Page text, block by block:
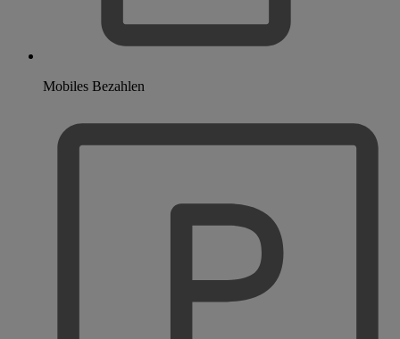
Mobiles Bezahlen